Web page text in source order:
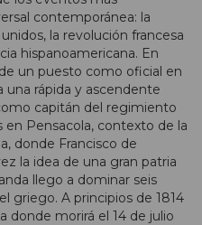
contemporánea: la
la revolución francesa
hispanoamericana. En
un puesto como oficial en
una rápida y ascendente
capitán del regimiento
en Pensacola, contexto de la
donde Francisco de
la idea de una gran patria
llego a dominar seis
griego. A principios de 1814
donde morirá el 14 de julio